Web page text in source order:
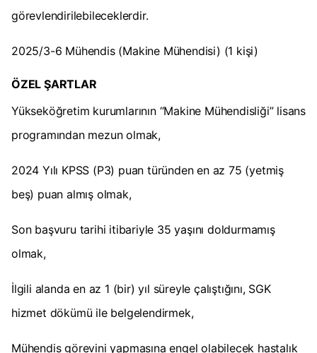
görevlendirilebileceklerdir.
2025/3-6 Mühendis (Makine Mühendisi) (1 kişi)
ÖZEL ŞARTLAR
Yükseköğretim kurumlarının “Makine Mühendisliği” lisans
programından mezun olmak,
2024 Yılı KPSS (P3) puan türünden en az 75 (yetmiş
beş) puan almış olmak,
Son başvuru tarihi itibariyle 35 yaşını doldurmamış
olmak,
İlgili alanda en az 1 (bir) yıl süreyle çalıştığını, SGK
hizmet dökümü ile belgelendirmek,
Mühendis görevini yapmasına engel olabilecek hastalık